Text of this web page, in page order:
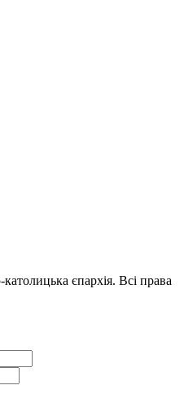
єпархія. Всі права